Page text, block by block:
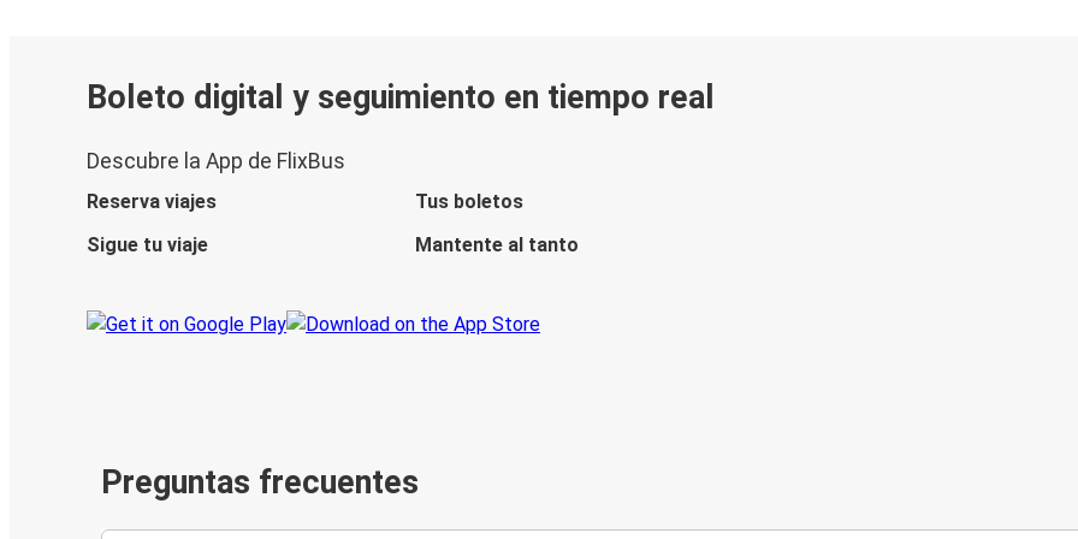
Boleto digital y seguimiento en tiempo real
Descubre la App de FlixBus
Reserva viajes
Tus boletos
Sigue tu viaje
Mantente al tanto
Preguntas frecuentes